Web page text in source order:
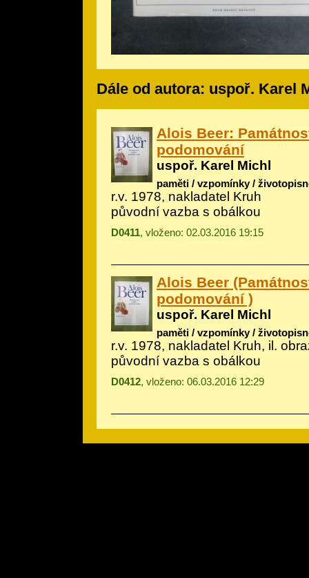
Dále od autora: uspoř. Karel
Alois Beer:
podomování
uspoř. Karel Michl
paměti / vzpomínky /
r.v. 1978, nakladatel Kruh
původní vazba s obálkou
D0411, vloženo: 02.03.2016 19:15
Alois Beer
podomování )
uspoř. Karel Michl
paměti / vzpomínky /
r.v. 1978, nakladatel Kruh, il.
původní vazba s obálkou
D0412, vloženo: 06.03.2016 12:29